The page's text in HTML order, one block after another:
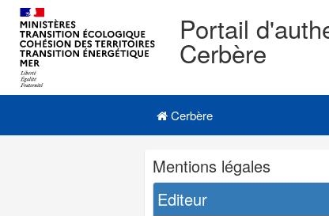
Portail
Cerbère
Navigation
Menu principal
Cerbère
Navigation
et
outils
annexes
Mentions légales
Editeur